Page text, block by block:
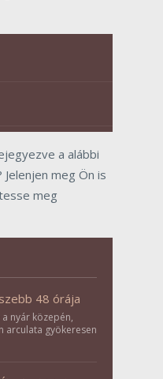
a alábbi
meg Ön is
meg
48 órája
nyár közepén,
arculata gyökeresen